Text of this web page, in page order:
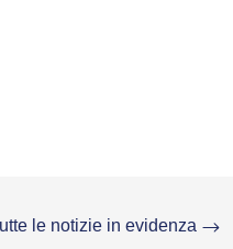
le notizie in evidenza